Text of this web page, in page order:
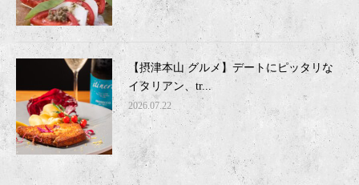
【摂津本山 グルメ】デートにピッタリな
イタリアン、tr...
2026.07.22